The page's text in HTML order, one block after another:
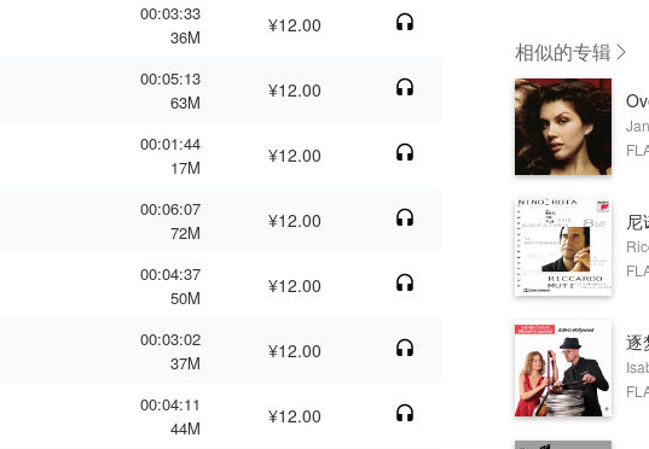
00:03:33
36M
¥12.00
00:05:13
63M
¥12.00
00:01:44
17M
¥12.00
00:06:07
72M
¥12.00
00:04:37
50M
¥12.00
00:03:02
37M
¥12.00
00:04:11
44M
¥12.00
相似的专辑
尼
逐